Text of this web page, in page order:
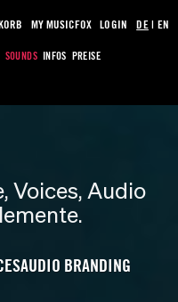
SOUNDS INFOS PREISE
MY MUSICFOX LOGIN DE| EN
Voices, Audio
AUDIO BRANDING